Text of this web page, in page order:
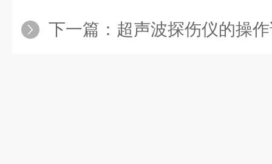
下一篇： 超声波探伤仪的操